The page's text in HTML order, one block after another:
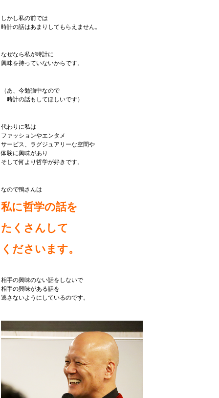
しかし私の前では
時計の話はあまりしてもらえません。
なぜなら私が時計に
興味を持っていないからです。
（あ、今勉強中なので
時計の話もしてほしいです）
代わりに私は
ファッションやエンタメ
サービス、ラグジュアリーな空間や
体験に興味があり
そして何より哲学が好きです。
なので鴨さんは
私に哲学の話を
たくさんして
くださいます。
相手の興味のない話をしないで
相手の興味がある話を
逃さないようにしているのです。